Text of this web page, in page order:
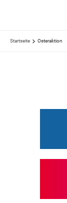
Startseite Osteraktion